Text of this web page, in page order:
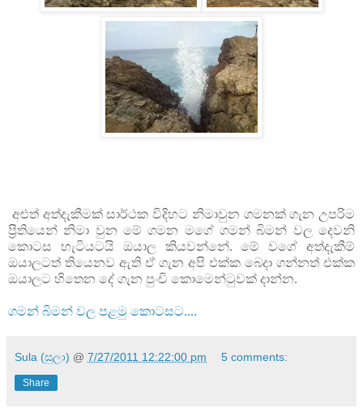
අළුත් අත්දැකීමක් සාර්ථක විදිහට නිමාවුන ගමනක් ගැන උපරිම
ප්‍රීතියෙන් නිමා වුන මේ ගමන මගේ ගමන් බිමන් වල දෙවනි
කොටස හැටියටයි ඔයාල කියවන්නේ. මේ වගේ අත්දැකීම්
ඔයාලටත් තියෙනව ඇති ඒ ගැන අපි එක්ක බෙදා ගන්නත් එක්ක
ඔයාලට හිතෙන දේ ගැන පුංචි කොමෙන්ටුවක් දාන්න.
ගමන් බිමන් වල පළමු කොටසට....
Sula (සුලා) @ 7/27/2011 12:22:00 pm 5 comments:
Share